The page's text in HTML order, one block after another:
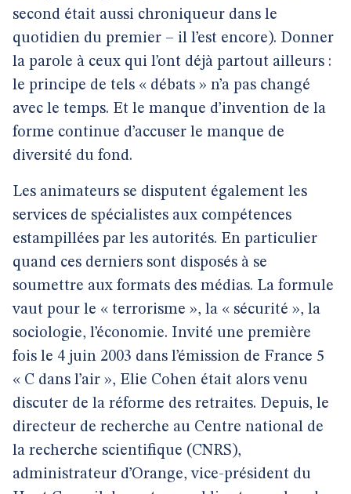
second était aussi chroniqueur dans le
quotidien du premier – il l’est encore). Donner
la parole à ceux qui l’ont déjà partout ailleurs :
le principe de tels « débats » n’a pas changé
avec le temps. Et le manque d’invention de la
forme continue d’accuser le manque de
diversité du fond.
Les animateurs se disputent également les
services de spécialistes aux compétences
estampillées par les autorités. En particulier
quand ces derniers sont disposés à se
soumettre aux formats des médias. La formule
vaut pour le « terrorisme », la « sécurité », la
sociologie, l’économie. Invité une première
fois le 4 juin 2003 dans l’émission de France 5
« C dans l’air », Elie Cohen était alors venu
discuter de la réforme des retraites. Depuis, le
directeur de recherche au Centre national de
la recherche scientifique (CNRS),
administrateur d’Orange, vice-président du